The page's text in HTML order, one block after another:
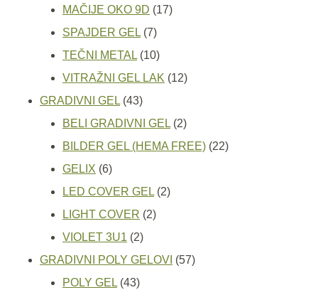
proizvoda
MAČIJE OKO 9D 1717
SPAJDER GEL 77
proizvoda
TEČNI METAL 1010
proizvoda
VITRAŽNI GEL LAK 1212
GRADIVNI GEL 4343
proizvoda
BELI GRADIVNI GEL 22
proizvoda
BILDER GEL (HEMA FREE) 2222
GELIX 66
proizvoda
LED COVER GEL 22
LIGHT COVER 22
VIOLET 3U1 22
proizvoda
GRADIVNI POLY GELOVI 5757
POLY GEL 4343